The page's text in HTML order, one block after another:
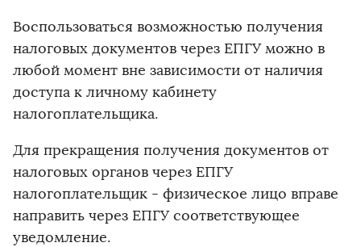
Воспользоваться возможностью получения
налоговых документов через ЕПГУ можно в
любой момент вне зависимости от наличия
доступа к личному кабинету
налогоплательщика.
Для прекращения получения документов от
налоговых органов через ЕПГУ
налогоплательщик - физическое лицо вправе
направить через ЕПГУ соответствующее
уведомление.